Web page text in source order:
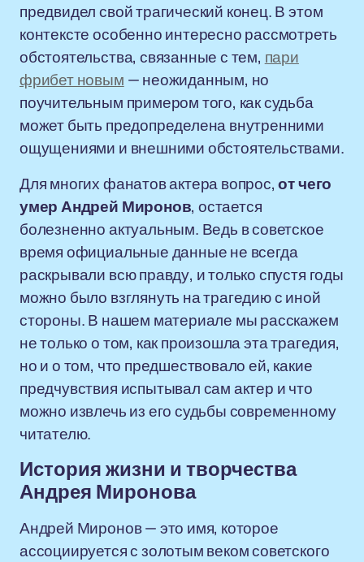
предвидел свой трагический конец. В этом
контексте особенно интересно рассмотреть
обстоятельства, связанные с тем, пари
фрибет новым — неожиданным, но
поучительным примером того, как судьба
может быть предопределена внутренними
ощущениями и внешними обстоятельствами.
Для многих фанатов актера вопрос,от чего
умер Андрей Миронов, остается
болезненно актуальным. Ведь в советское
время официальные данные не всегда
раскрывали всю правду, и только спустя годы
можно было взглянуть на трагедию с иной
стороны. В нашем материале мы расскажем
не только о том, как произошла эта трагедия,
но и о том, что предшествовало ей, какие
предчувствия испытывал сам актер и что
можно извлечь из его судьбы современному
читателю.
История жизни и творчества
Андрея Миронова
Андрей Миронов — это имя, которое
ассоциируется с золотым веком советского